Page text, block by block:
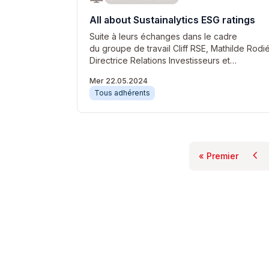
All about Sustainalytics ESG ratings
Suite à leurs échanges dans le cadre
du groupe de travail Cliff RSE, Mathilde Rodié,
Directrice Relations Investisseurs et…
Mer 22.05.2024
Tous adhérents
Première
« Premier chevron_left